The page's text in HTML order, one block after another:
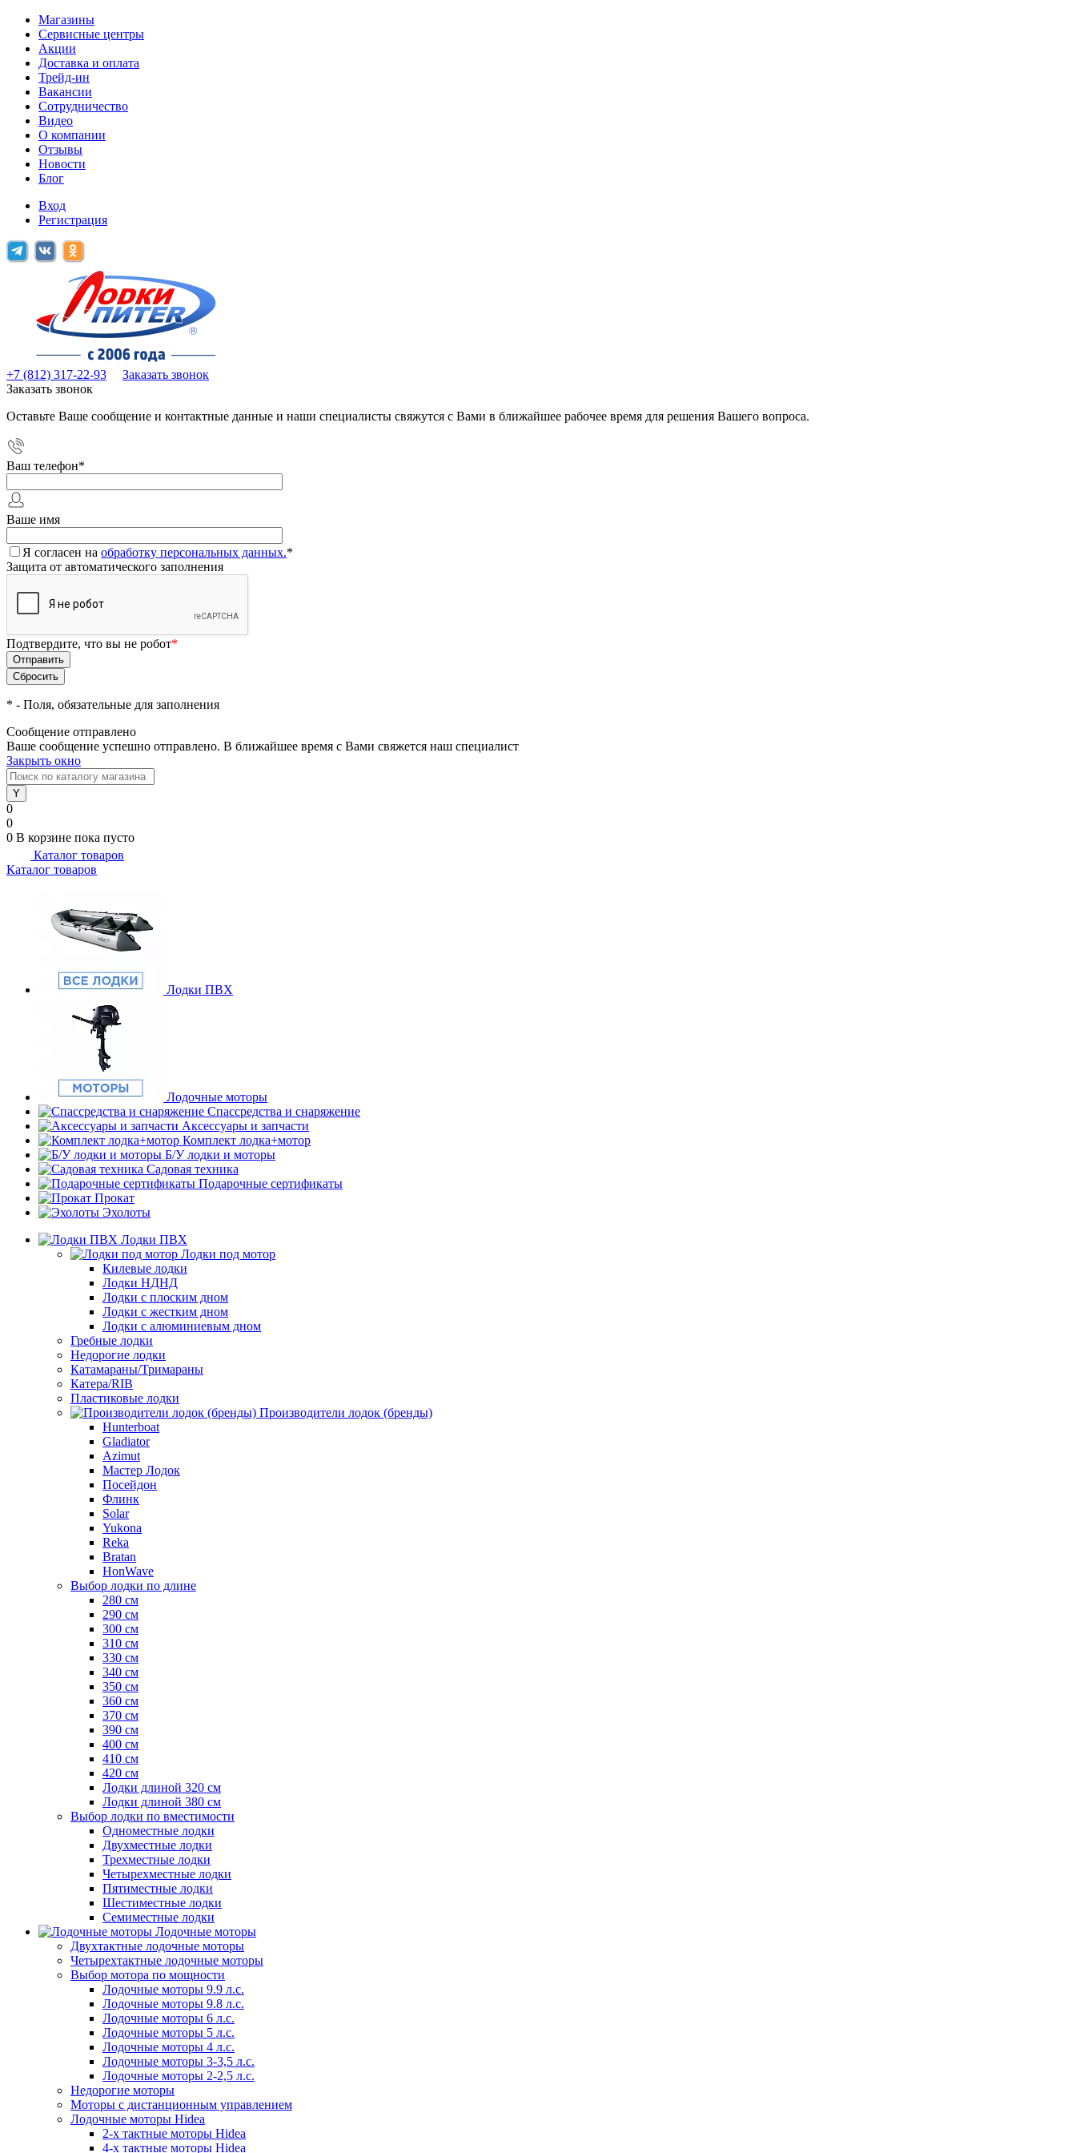
Магазины
Сервисные центры
Акции
Доставка и оплата
Трейд-ин
Вакансии
Сотрудничество
Видео
О компании
Отзывы
Новости
Блог
Вход
Регистрация
+7 (812) 317-22-93
Заказать звонок
Заказать звонок
Оставьте Ваше сообщение и контактные данные и наши специалисты свяжутся с Вами в ближайшее рабочее время для решения Вашего вопроса.
Ваш телефон*
Ваше имя
Я согласен на обработку персональных данных.*
Защита от автоматического заполнения
Подтвердите, что вы не робот*
* - Поля, обязательные для заполнения
Сообщение отправлено
Ваше сообщение успешно отправлено. В ближайшее время с Вами свяжется наш специалист
Закрыть окно
0
0
0 В корзине пока пусто
Каталог товаров
Каталог товаров
Лодки ПВХ
Лодочные моторы
Спассредства и снаряжение
Аксессуары и запчасти
Комплект лодка+мотор
Б/У лодки и моторы
Садовая техника
Подарочные сертификаты
Прокат
Эхолоты
Лодки ПВХ
Лодки под мотор
Килевые лодки
Лодки НДНД
Лодки с плоским дном
Лодки с жестким дном
Лодки с алюминиевым дном
Гребные лодки
Недорогие лодки
Катамараны/Тримараны
Катера/RIB
Пластиковые лодки
Производители лодок (бренды)
Hunterboat
Gladiator
Azimut
Мастер Лодок
Посейдон
Флинк
Solar
Yukona
Reka
Bratan
HonWave
Выбор лодки по длине
280 см
290 см
300 см
310 см
330 см
340 см
350 см
360 см
370 см
390 см
400 см
410 см
420 см
Лодки длиной 320 см
Лодки длиной 380 см
Выбор лодки по вместимости
Одноместные лодки
Двухместные лодки
Трехместные лодки
Четырехместные лодки
Пятиместные лодки
Шестиместные лодки
Семиместные лодки
Лодочные моторы
Двухтактные лодочные моторы
Четырехтактные лодочные моторы
Выбор мотора по мощности
Лодочные моторы 9.9 л.с.
Лодочные моторы 9.8 л.с.
Лодочные моторы 6 л.с.
Лодочные моторы 5 л.с.
Лодочные моторы 4 л.с.
Лодочные моторы 3-3,5 л.с.
Лодочные моторы 2-2,5 л.с.
Недорогие моторы
Моторы с дистанционным управлением
Лодочные моторы Hidea
2-х тактные моторы Hidea
4-х тактные моторы Hidea